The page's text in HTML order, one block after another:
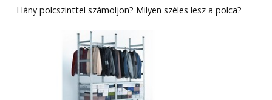
Hány polcszinttel számoljon? Milyen széles lesz a polca?